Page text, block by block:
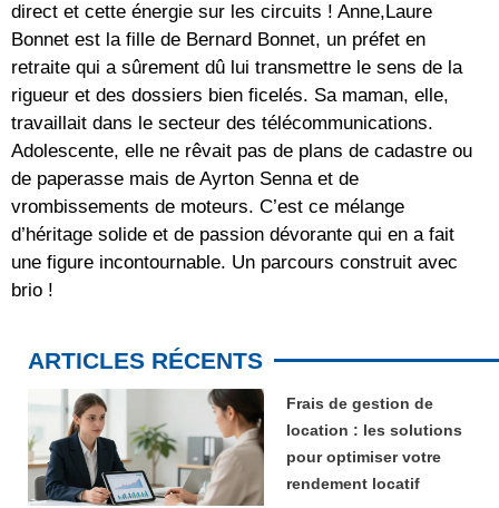
direct et cette énergie sur les circuits ! Anne,Laure
Bonnet est la fille de Bernard Bonnet, un préfet en
retraite qui a sûrement dû lui transmettre le sens de la
rigueur et des dossiers bien ficelés. Sa maman, elle,
travaillait dans le secteur des télécommunications.
Adolescente, elle ne rêvait pas de plans de cadastre ou
de paperasse mais de Ayrton Senna et de
vrombissements de moteurs. C’est ce mélange
d’héritage solide et de passion dévorante qui en a fait
une figure incontournable. Un parcours construit avec
brio !
ARTICLES RÉCENTS
Frais de gestion de
location : les solutions
pour optimiser votre
rendement locatif